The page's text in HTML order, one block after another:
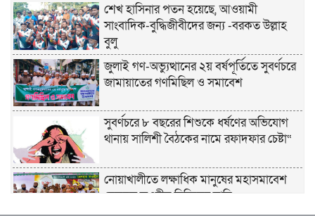
শেখ হাসিনার পতন হয়েছে, আওয়ামী
সাংবাদিক-বুদ্ধিজীবীদের জন্য -বরকত উল্লাহ
বুলু
জুলাই গণ-অভ্যুত্থানের ২য় বর্ষপূর্তিতে সুবর্ণচরে
জামায়াতের গণমিছিল ও সমাবেশ
সুবর্ণচরে ৮ বছরের শিশুকে ধর্ষণের অভিযোগ
থানায় সালিশী বৈঠকের নামে রফাদফার চেষ্টা“
নোয়াখালীতে লক্ষাধিক মানুষের মহাসমাবেশ
হেজবুত তওহীদ নিষিদ্ধের দাবি